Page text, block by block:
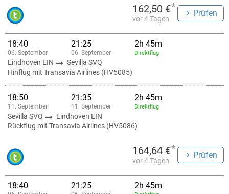
162,50 €*
vor 4 Tagen
Prüfen
18:40
06. September
21:25
06. September
2h 45m
Direktflug
Eindhoven EIN
Sevilla SVQ
Hinflug mit Transavia Airlines (HV5085)
18:50
11. September
21:35
11. September
2h 45m
Direktflug
Sevilla SVQ
Eindhoven EIN
Rückflug mit Transavia Airlines (HV5086)
164,64 €*
vor 4 Tagen
Prüfen
18:40 21:25 2h 45m